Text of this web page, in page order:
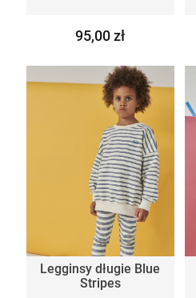
95,00 zł
Legginsy długie Blue
Stripes